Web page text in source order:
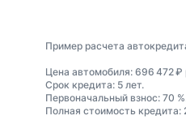
Пример расчета
Цена автомобиля: 696 472 ₽
Срок кредита: 5 лет.
Первоначальный взнос: 70 %.
Полная стоимость кредита: